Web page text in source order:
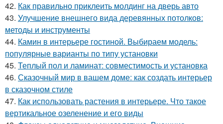
42. Как правильно приклеить молдинг на дверь авто
43. Улучшение внешнего вида деревянных потолков:
методы и инструменты
44. Камин в интерьере гостиной. Выбираем модель:
популярные варианты по типу установки
45. Теплый пол и ламинат: совместимость и установка
46. Сказочный мир в вашем доме: как создать интерьер
в сказочном стиле
47. Как использовать растения в интерьере. Что такое
вертикальное озеленение и его виды